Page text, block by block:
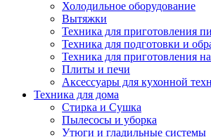
Холодильное оборудование
Вытяжки
Техника для приготовления
Техника для подготовки и
Техника для приготовления
Плиты и печи
Аксессуары для кухонной
Техника для дома
Стирка и Сушка
Пылесосы и уборка
Утюги и гладильные системы